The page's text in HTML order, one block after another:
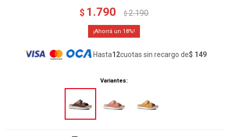
$ 1.790 $ 2.190
18
Hasta12cuotas sin recargo de$ 149
Variantes: